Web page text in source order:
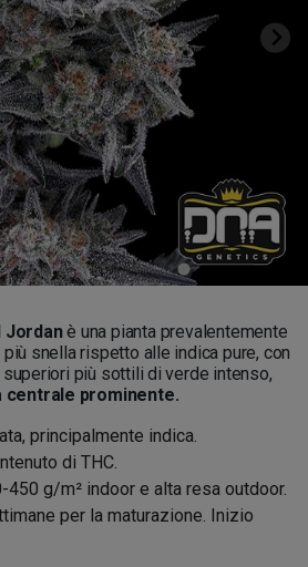
Jordanè una pianta prevalentemente
snella rispetto alle indica pure, con
più sottili di verde intenso,
centrale prominente.
principalmente indica.
di THC.
450 g/m² indoor e alta resa outdoor.
per la maturazione. Inizio